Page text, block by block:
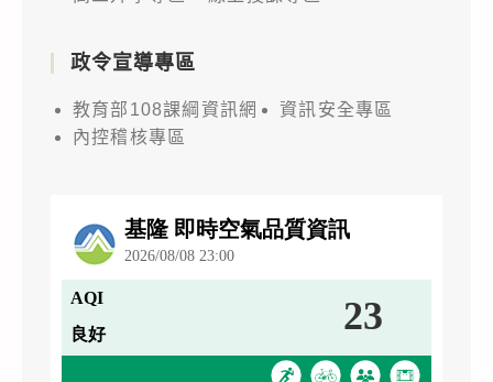
政令宣導專區
教育部108課綱資訊網
資訊安全專區
內控稽核專區